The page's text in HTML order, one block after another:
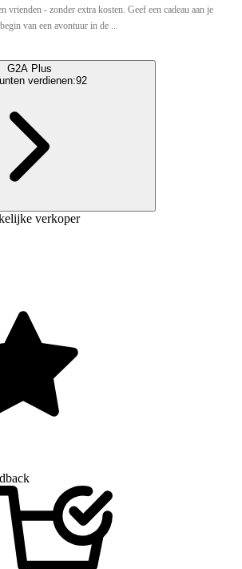
vrienden - zonder extra kosten. Geef een cadeau aan je
van een avontuur in de ...
G2A Plus
verdienen:92
verkoper